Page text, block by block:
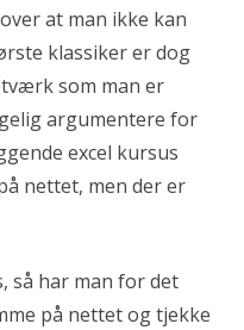
u
k
e
at man ikke kan
klassiker er dog
som man er
argumentere for
excel kursus
nettet, men der er
så har man for det
på nettet og tjekke